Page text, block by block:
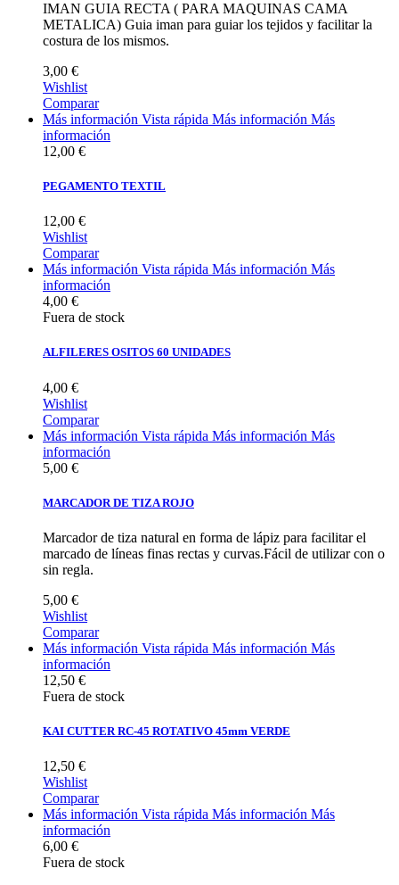
IMAN GUIA RECTA ( PARA MAQUINAS CAMA
METALICA) Guia iman para guiar los tejidos y facilitar la
costura de los mismos.
3,00 €
Wishlist
Comparar
Más información Vista rápida Más información Más
información
12,00 €
PEGAMENTO TEXTIL
12,00 €
Wishlist
Comparar
Más información Vista rápida Más información Más
información
4,00 €
Fuera de stock
ALFILERES OSITOS 60 UNIDADES
4,00 €
Wishlist
Comparar
Más información Vista rápida Más información Más
información
5,00 €
MARCADOR DE TIZA ROJO
Marcador de tiza natural en forma de lápiz para facilitar el
marcado de líneas finas rectas y curvas.Fácil de utilizar con o
sin regla.
5,00 €
Wishlist
Comparar
Más información Vista rápida Más información Más
información
12,50 €
Fuera de stock
KAI CUTTER RC-45 ROTATIVO 45mm VERDE
12,50 €
Wishlist
Comparar
Más información Vista rápida Más información Más
información
6,00 €
Fuera de stock